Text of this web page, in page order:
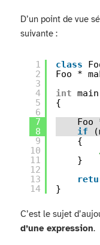
D’un point de vue
suivante :
1
2
3
4
5
6
7
8
9
10
11
12
13
14
class
Foo *
int
{
Foo
if
{
}
}
C’est le sujet
d’une expression.